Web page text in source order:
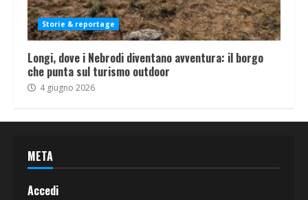
Storie & reportage
Longi, dove i Nebrodi diventano avventura: il borgo
che punta sul turismo outdoor
4 giugno 2026
META
Accedi